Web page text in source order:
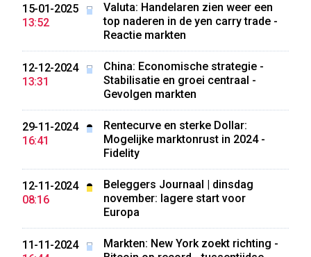
15-01-2025
13:52
Valuta: Handelaren zien weer een
top naderen in de yen carry trade -
Reactie markten
12-12-2024
13:31
China: Economische strategie -
Stabilisatie en groei centraal -
Gevolgen markten
29-11-2024
16:41
Rentecurve en sterke Dollar:
Mogelijke marktonrust in 2024 -
Fidelity
12-11-2024
08:16
Beleggers Journaal | dinsdag
november: lagere start voor
Europa
11-11-2024
Markten: New York zoekt richting -